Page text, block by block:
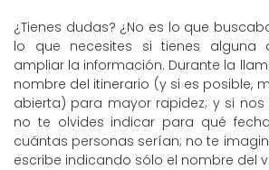
¿Tienes dudas? ¿No es lo que
lo que necesites si tienes alguna
ampliar la información. Durante la
nombre del itinerario (y si es posible,
abierta) para mayor rapidez; y si
no te olvides indicar para qué
cuántas personas serían; no te
escribe indicando sólo el nombre del